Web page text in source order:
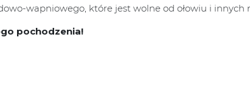
wapniowego, które jest wolne od ołowiu i innych
pochodzenia!